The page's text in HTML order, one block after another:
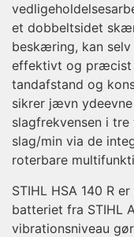
et dobbeltsidet
beskæring, kan
effektivt og præcist
tandafstand og
sikrer jævn
slagfrekvensen i
slag/min via de
roterbare
STIHL HSA 140 R
batteriet fra STIHL
vibrationsniveau